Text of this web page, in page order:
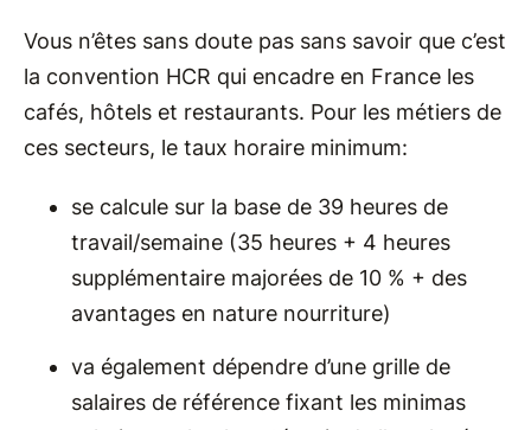
Vous n’êtes sans doute pas sans savoir que c’est
la convention HCR qui encadre en France les
cafés, hôtels et restaurants. Pour les métiers de
ces secteurs, le taux horaire minimum:
se calcule sur la base de 39 heures de
travail/semaine (35 heures + 4 heures
supplémentaire majorées de 10 % + des
avantages en nature nourriture)
va également dépendre d’une grille de
salaires de référence fixant les minimas